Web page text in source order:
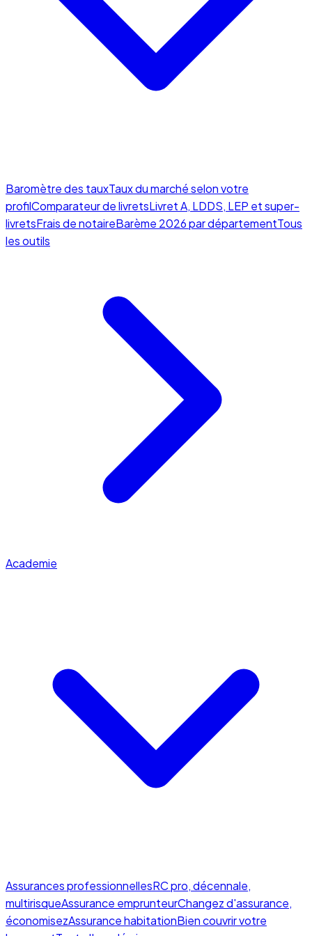
Baromètre des tauxTaux du marché selon votre
profilComparateur de livretsLivret A, LDDS, LEP et super-
livretsFrais de notaireBarème 2026 par départementTous
les outils
Academie
Assurances professionnellesRC pro, décennale,
multirisqueAssurance emprunteurChangez d'assurance,
économisezAssurance habitationBien couvrir votre